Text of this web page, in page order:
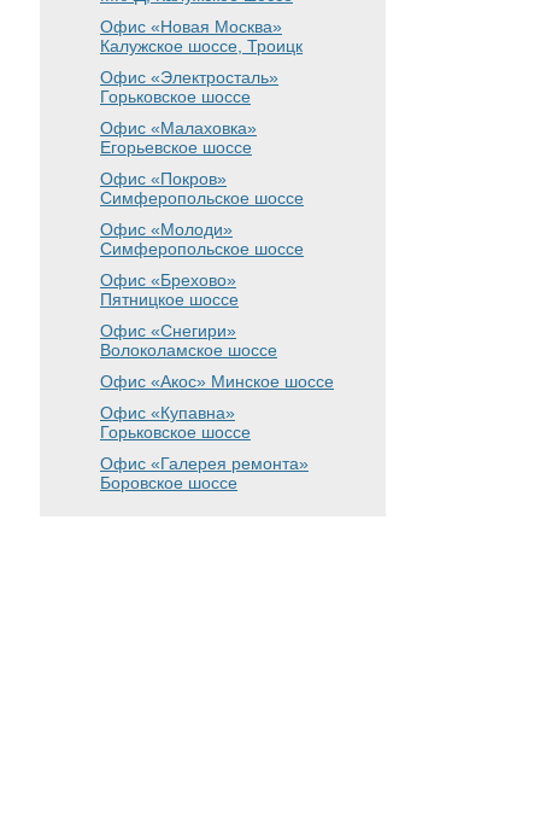
Офис «Новая Москва»
Калужское шоссе, Троицк
Офис «Электросталь»
Горьковское шоссе
Офис «Малаховка»
Егорьевское шоссе
Офис «Покров»
Симферопольское шоссе
Офис «Молоди»
Симферопольское шоссе
Офис «Брехово»
Пятницкое шоссе
Офис «Снегири»
Волоколамское шоссе
Офис «Акос» Минское шоссе
Офис «Купавна»
Горьковское шоссе
Офис «Галерея ремонта»
Боровское шоссе